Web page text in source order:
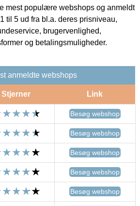
mest populære webshops og anmeldt
til 5 ud fra bl.a. deres prisniveau,
brugervenlighed,
og betalingsmuligheder.
anmeldte webshops
Stjerner Link
Besøg webshop
Besøg webshop
Besøg webshop
Besøg webshop
Besøg webshop